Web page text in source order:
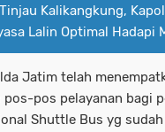
Tinjau Kalikangkung,
Lalin Optimal Hadapi
Jatim telah
pos-pos pelayanan bagi
Shuttle Bus yg